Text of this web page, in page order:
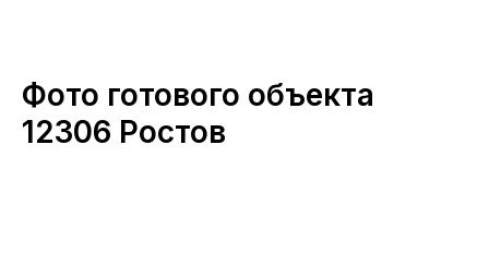
Фото готового объекта
12306 Ростов